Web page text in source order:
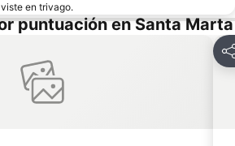
en trivago.
puntuación en Santa Marta